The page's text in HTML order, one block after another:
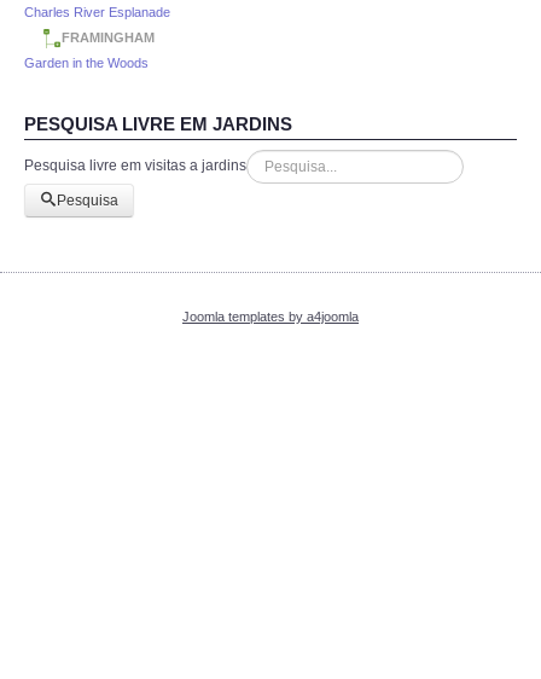
Charles River Esplanade
FRAMINGHAM
Garden in the Woods
PESQUISA LIVRE EM JARDINS
Pesquisa livre em visitas a jardins
Pesquisa
Joomla templates by a4joomla